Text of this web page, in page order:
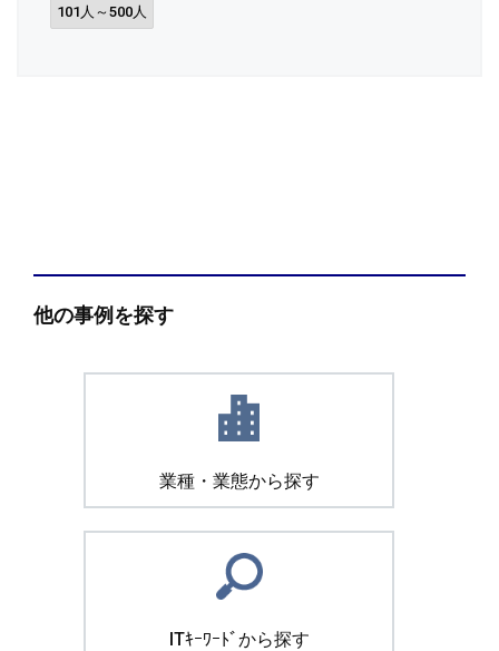
101人～500人
他の事例を探す
業種・業態から探す
ITｷｰﾜｰﾄﾞから探す